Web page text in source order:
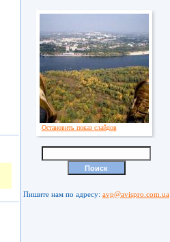
Остановить показ слайдов
Пишите нам по адресу: avp@avispro.com.ua